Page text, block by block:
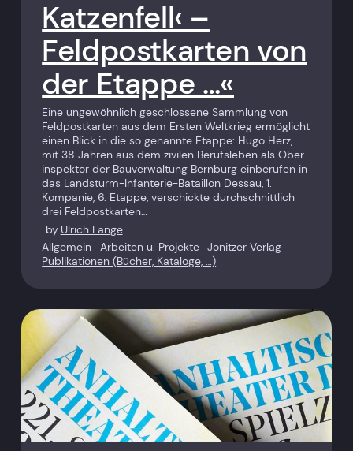
Katzenfell‹ –
Feldpostkarten von
der Etappe …«
Eine ungewöhnlich geschlossene Sammlung von
Feldpostkarten aus dem Ersten Weltkrieg ermöglicht
einen Blick in die so genannte Etappe: Hugo Herz,
mit 38 Jahren aus dem zivilen Berufsleben als Ober­
inspektor der Bauverwaltung Bernburg einberufen in
das Landsturm-Infanterie-Bataillon Dessau, 1.
Kompanie, 6. Etappe, verschickte durchschnittlich
drei Feldpostkarten…
by Ulrich Lange
Allgemein
Arbeiten u. Projekte Jonitzer Verlag
Publikationen (Bücher, Kataloge, …)